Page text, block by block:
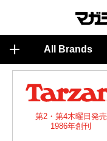
All Brands
第2・第4木曜日発売
1986年創刊